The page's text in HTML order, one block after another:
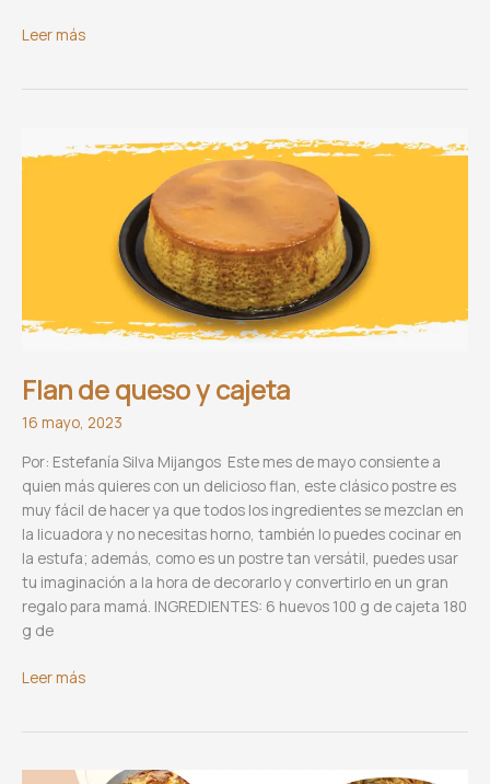
Eventos
de
Leer más
Flan de queso y cajeta
16 mayo, 2023
Por: Estefanía Silva Mijangos Este mes de mayo consiente a
quien más quieres con un delicioso flan, este clásico postre es
muy fácil de hacer ya que todos los ingredientes se mezclan en
la licuadora y no necesitas horno, también lo puedes cocinar en
la estufa; además, como es un postre tan versátil, puedes usar
tu imaginación a la hora de decorarlo y convertirlo en un gran
regalo para mamá. INGREDIENTES: 6 huevos 100 g de cajeta 180
g de
Flan
cajeta
Leer más